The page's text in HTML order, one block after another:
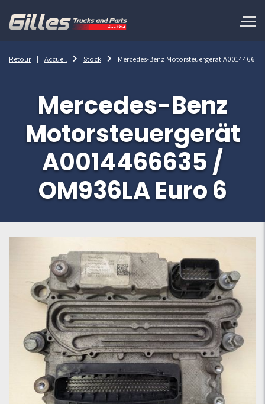
Retour Accueil Stock Mercedes-Benz Motorsteuergerät
Mercedes-Benz
Motorsteuergerät
A0014466635 /
OM936LA Euro 6